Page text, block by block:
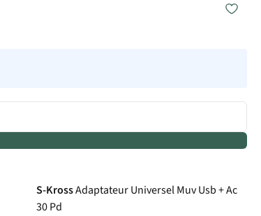
S-KrossAdaptateur Universel Muv Usb + Ac
30 Pd